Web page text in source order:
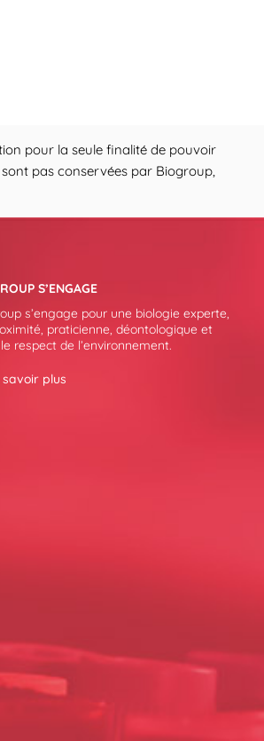
pour la seule finalité de pouvoir
pas conservées par Biogroup,
S’ENGAGE
s’engage pour une biologie experte,
praticienne, déontologique et
respect de l’environnement.
savoir plus